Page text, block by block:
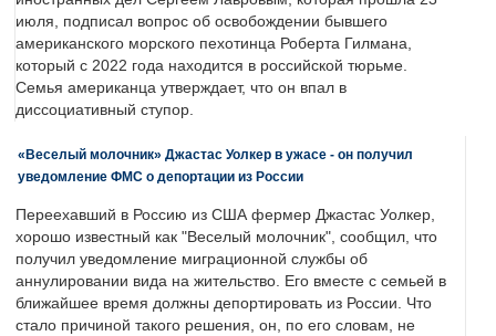
июля, подписал вопрос об освобождении бывшего
американского морского пехотинца Роберта Гилмана,
который с 2022 года находится в российской тюрьме.
Семья американца утверждает, что он впал в
диссоциативный ступор.
«Веселый молочник» Джастас Уолкер в ужасе - он получил
уведомление ФМС о депортации из России
Переехавший в Россию из США фермер Джастас Уолкер,
хорошо известный как "Веселый молочник", сообщил, что
получил уведомление миграционной службы об
аннулировании вида на жительство. Его вместе с семьей в
ближайшее время должны депортировать из России. Что
стало причиной такого решения, он, по его словам, не